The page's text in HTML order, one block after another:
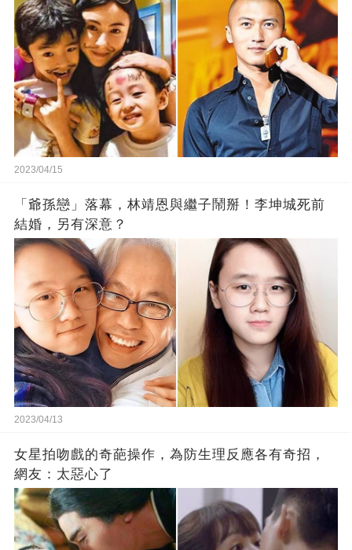
2023/04/15
「爺孫戀」落幕，林靖恩與繼子鬧掰！李坤城死前
結婚，另有深意？
2023/04/13
女星拍吻戲的奇葩操作，為防生理反應各有奇招，
網友：太惡心了